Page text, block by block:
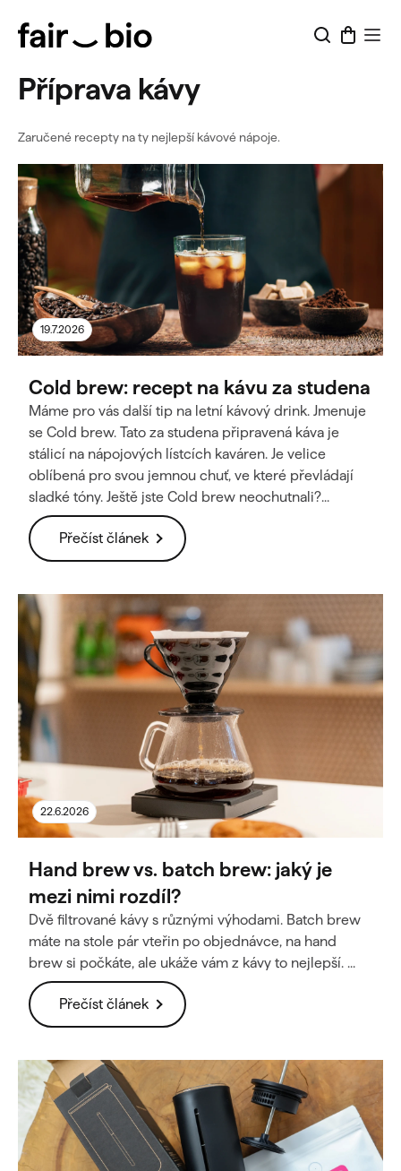
obsah
Příprava kávy
Zaručené recepty na ty nejlepší kávové nápoje.
V
ý
p
i
s
č
l
á
n
19.7.2026
Cold brew: recept na kávu za studena
Máme pro vás další tip na letní kávový drink. Jmenuje
se Cold brew. Tato za studena připravená káva je
stálicí na nápojových lístcích kaváren. Je velice
oblíbená pro svou jemnou chuť, ve které převládají
sladké tóny. Ještě jste Cold brew neochutnali?...
Přečíst článek
22.6.2026
Hand brew vs. batch brew: jaký je
mezi nimi rozdíl?
Dvě filtrované kávy s různými výhodami. Batch brew
máte na stole pár vteřin po objednávce, na hand
brew si počkáte, ale ukáže vám z kávy to nejlepší. ...
Přečíst článek